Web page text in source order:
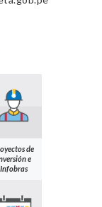
de
e
Infobras